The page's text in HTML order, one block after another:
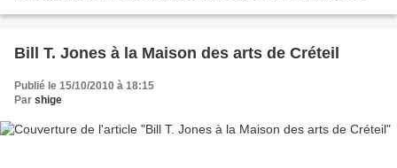
Bill T. Jones à la Maison des arts de Créteil
Publié le 15/10/2010 à 18:15
Par shige